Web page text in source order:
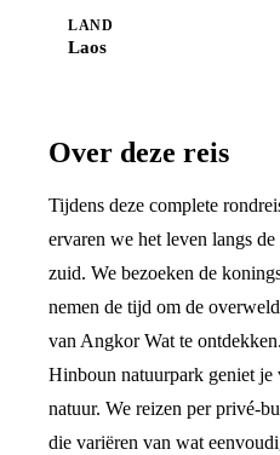
LAND
Laos
Over deze reis
Tijdens deze complete
ervaren we het leven langs
zuid. We bezoeken de
nemen de tijd om de
van Angkor Wat te
Hinboun natuurpark geniet je
natuur. We reizen per privé-
die variëren van wat